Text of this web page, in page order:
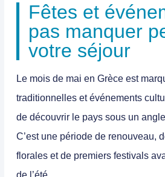
Fêtes et
pas manquer
votre séjour
Le mois de mai en Grèce est
traditionnelles et événements
de découvrir le pays sous un
C’est une période de renouveau,
florales et de premiers festivals
de l’été.